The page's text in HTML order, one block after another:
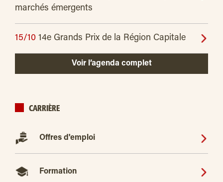
marchés émergents
15/10 14e Grands Prix de la Région Capitale
Voir l’agenda complet
CARRIÈRE
Offres d'emploi
Formation